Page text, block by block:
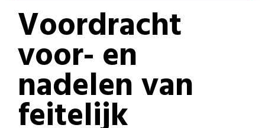
Voordracht
voor- en
nadelen van
feitelijk